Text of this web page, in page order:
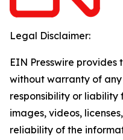
Legal Disclaimer:
EIN Presswire provides
without warranty of
responsibility or
images, videos,
reliability of the